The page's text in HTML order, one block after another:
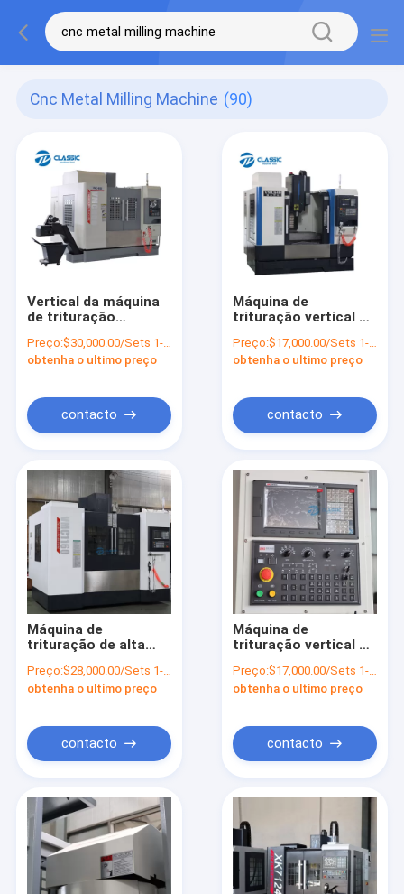
Cnc Metal Milling Machine (90)
Vertical da máquina
de trituração
CNC do centro
fazendo à máquina
central de China 5
Preço:$30,000.00/Sets 1-2 Sets
obtenha o ultimo preço
contacto
Máquina de
trituração vertical do
centro fazendo à
máquina VMC640 do
Preço:$17,000.00/Sets 1-2 Sets
obtenha o ultimo preço
contacto
Máquina de
trituração de alta
máquina vertical do
metal do CNC da
de Taiwan
Preço:$28,000.00/Sets 1-2 Sets
obtenha o ultimo preço
contacto
Máquina de
trituração vertical do
centro fazendo à
máquina VMC640 do
Preço:$17,000.00/Sets 1-2 Sets
obtenha o ultimo preço
contacto